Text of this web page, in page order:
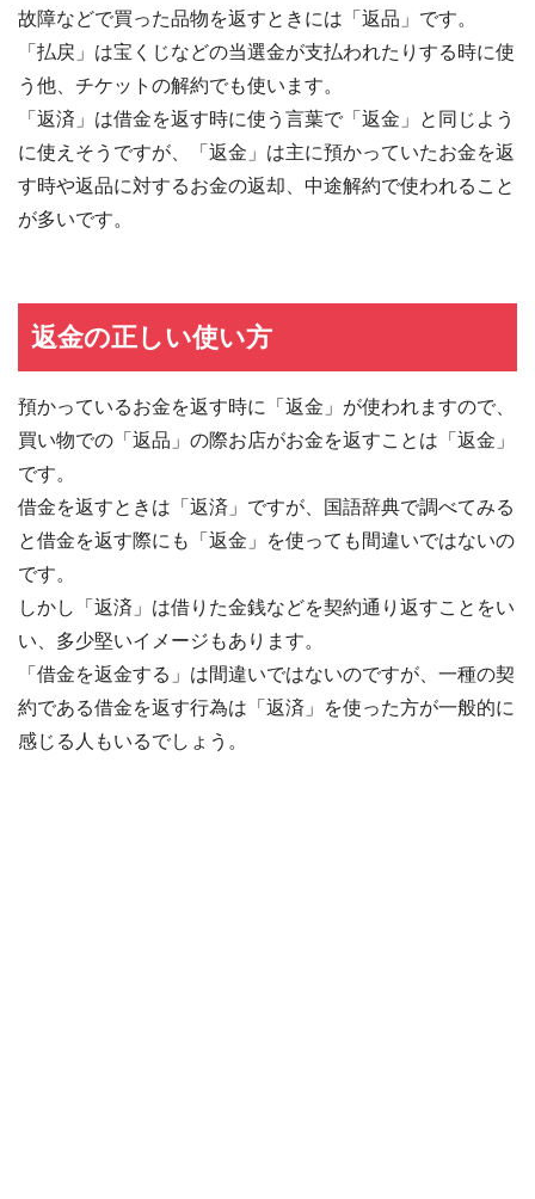
故障などで買った品物を返すときには「返品」です。
「払戻」は宝くじなどの当選金が支払われたりする時に使
う他、チケットの解約でも使います。
「返済」は借金を返す時に使う言葉で「返金」と同じよう
に使えそうですが、「返金」は主に預かっていたお金を返
す時や返品に対するお金の返却、中途解約で使われること
が多いです。
返金の正しい使い方
預かっているお金を返す時に「返金」が使われますので、
買い物での「返品」の際お店がお金を返すことは「返金」
です。
借金を返すときは「返済」ですが、国語辞典で調べてみる
と借金を返す際にも「返金」を使っても間違いではないの
です。
しかし「返済」は借りた金銭などを契約通り返すことをい
い、多少堅いイメージもあります。
「借金を返金する」は間違いではないのですが、一種の契
約である借金を返す行為は「返済」を使った方が一般的に
感じる人もいるでしょう。